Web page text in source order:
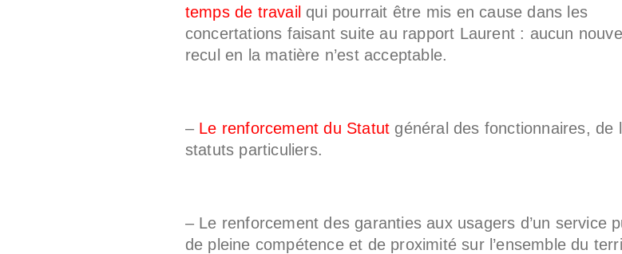
temps de travail qui pourrait être mis en cause dans les
concertations faisant suite au rapport Laurent : aucun
recul en la matière n’est acceptable.
– Le renforcement du Statut général des fonctionnaires, de
statuts particuliers.
– Le renforcement des garanties aux usagers d’un service
de pleine compétence et de proximité sur l’ensemble du